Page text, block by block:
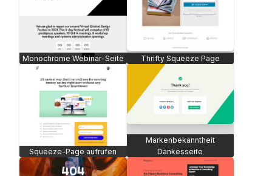
Monochrome Webinar-Seite Thrifty Squeeze Page
Squeeze-Page aufrufen
Markenbekanntheit
Dankesseite